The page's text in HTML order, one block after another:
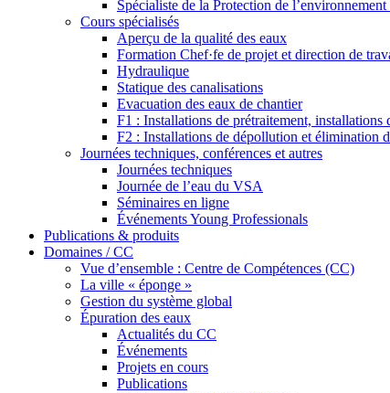
Spécialiste de la Protection de l’environnement
Cours spécialisés
Aperçu de la qualité des eaux
Formation Chef·fe de projet et direction de
Hydraulique
Statique des canalisations
Evacuation des eaux de chantier
F1 : Installations de prétraitement, installations
F2 : Installations de dépollution et élimination
Journées techniques, conférences et autres
Journées techniques
Journée de l’eau du VSA
Séminaires en ligne
Événements Young Professionals
Publications & produits
Domaines / CC
Vue d’ensemble : Centre de Compétences (CC)
La ville « éponge »
Gestion du système global
Épuration des eaux
Actualités du CC
Événements
Projets en cours
Publications